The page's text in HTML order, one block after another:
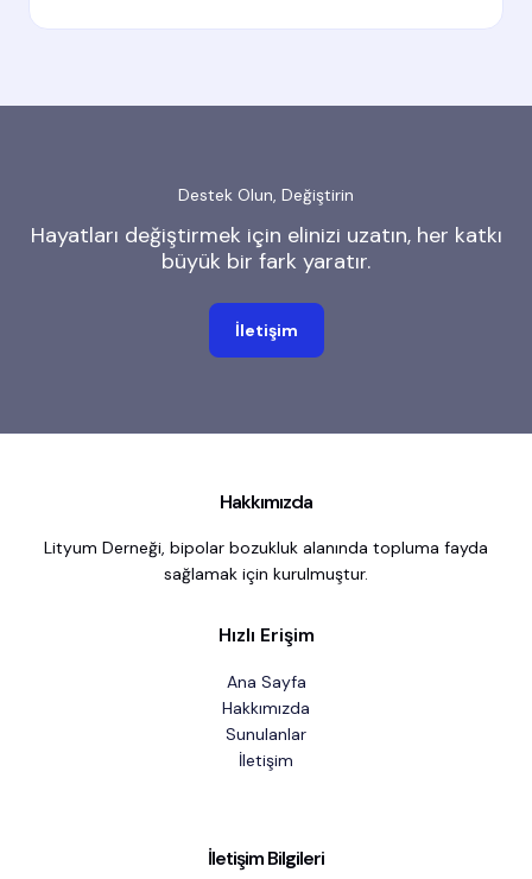
Destek Olun, Değiştirin
Hayatları değiştirmek için elinizi uzatın, her katkı
büyük bir fark yaratır.
İletişim
Hakkımızda
Lityum Derneği, bipolar bozukluk alanında topluma fayda
sağlamak için kurulmuştur.
Hızlı Erişim
Ana Sayfa
Hakkımızda
Sunulanlar
İletişim
İletişim Bilgileri